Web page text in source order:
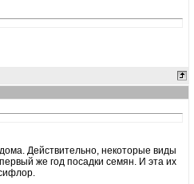
Действительно, некоторые виды
же год посадки семян. И эта их